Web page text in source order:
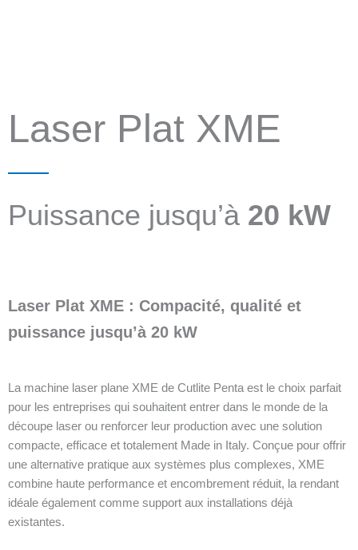
Laser Plat XME
Puissance jusqu’à 20 kW
Laser Plat XME : Compacité, qualité et
puissance jusqu’à 20 kW
La machine laser plane XME de Cutlite Penta est le choix parfait
pour les entreprises qui souhaitent entrer dans le monde de la
découpe laser ou renforcer leur production avec une solution
compacte, efficace et totalement Made in Italy. Conçue pour offrir
une alternative pratique aux systèmes plus complexes, XME
combine haute performance et encombrement réduit, la rendant
idéale également comme support aux installations déjà
existantes.